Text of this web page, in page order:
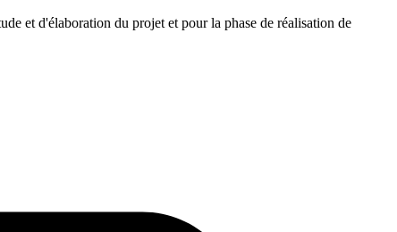
et d'élaboration du projet et pour la phase de réalisation de